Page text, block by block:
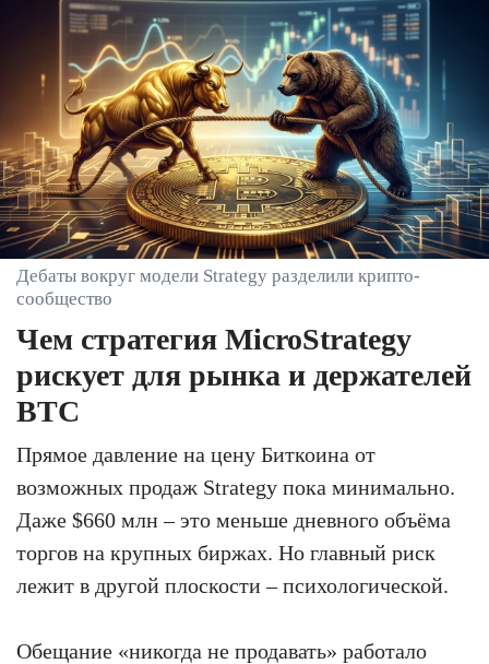
Дебаты вокруг модели Strategy разделили крипто-
сообщество
Чем стратегия MicroStrategy
рискует для рынка и держателей
BTC
Прямое давление на цену Биткоина от
возможных продаж Strategy пока минимально.
Даже $660 млн – это меньше дневного объёма
торгов на крупных биржах. Но главный риск
лежит в другой плоскости – психологической.
Обещание «никогда не продавать» работало